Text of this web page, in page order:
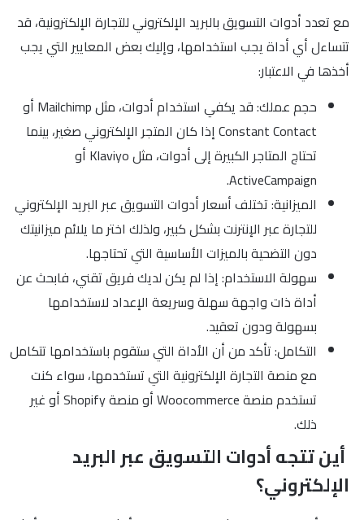
مع تعدد أدوات التسويق بالبريد الإلكتروني للتجارة الإلكترونية، قد
تتساءل أي أداة يجب استخدامها، وإليك بعض المعايير التي يجب
أخذها في الاعتبار:
حجم عملك: قد يكفي استخدام أدوات، مثل Mailchimp أو
Constant Contact إذا كان المتجر الإلكتروني صغير، بينما
تحتاج المتاجر الكبيرة إلى أدوات، مثل Klaviyo أو
ActiveCampaign.
الميزانية: تختلف أسعار أدوات التسويق عبر البريد الإلكتروني
للتجارة عبر الإنترنت بشكل كبير، ولذلك اختر ما يلائم ميزانيتك
دون التضحية بالميزات الأساسية التي تحتاجها.
سهولة الاستخدام: إذا لم يكن لديك فريق تقني، فابحث عن
أداة ذات واجهة سهلة وسريعة الإعداد لاستخدامها
بسهولة ودون تعقيد.
التكامل: تأكد من أن الأداة التي ستقوم باستخدامها تتكامل
مع منصة التجارة الإلكترونية التي تستخدمها، سواء كنت
تستخدم منصة Woocommerce أو منصة Shopify أو غير
ذلك.
أين تتجه أدوات التسويق عبر البريد
الإلكتروني؟